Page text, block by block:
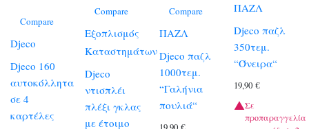
Compare
Djeco
Djeco 160
αυτοκόλλητα
σε 4
καρτέλες
Compare
Εξοπλισμός
Καταστημάτων
Djeco
ντισπλέι
πλέξι γκλας
με έτοιμο
Compare
ΠΑΖΛ
Djeco παζλ
1000τεμ.
“Γαλήνια
πουλιά“
ΠΑΖΛ
Djeco παζλ
350τεμ.
“Όνειρα“
19,90€
Σε
προπαραγγελία